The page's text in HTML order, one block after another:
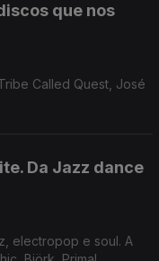
que nos
Called Quest, José
Da Jazz dance
electropop e soul. A